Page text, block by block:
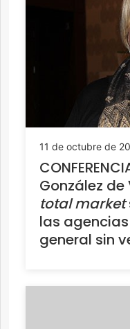
11 de octubre de
González de
total market
las
general sin